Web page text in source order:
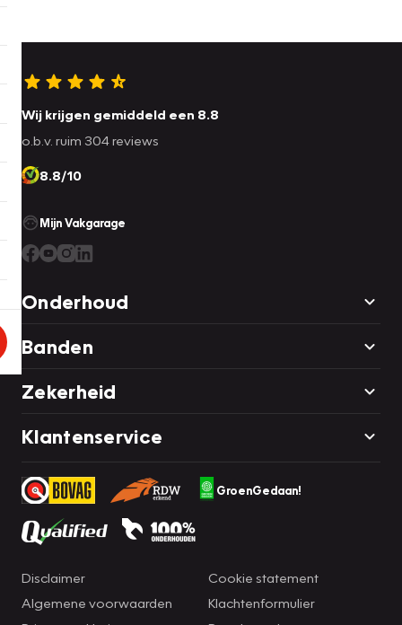
Wij krijgen gemiddeld een 8.8
o.b.v. ruim 304 reviews
8.8/10
Mijn Vakgarage
Onderhoud
Banden
Zekerheid
Klantenservice
GroenGedaan!
Disclaimer
Algemene voorwaarden
Cookie statement
Klachtenformulier